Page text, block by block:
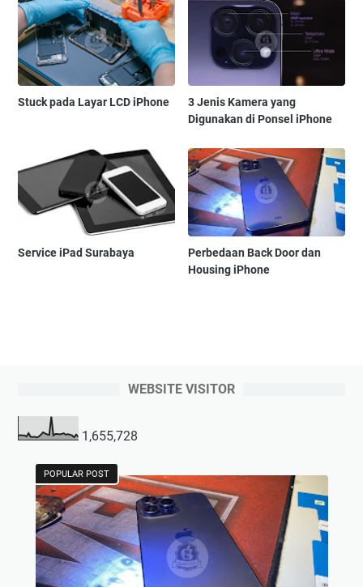
Stuck pada Layar LCD iPhone
3 Jenis Kamera yang
Digunakan di Ponsel iPhone
Service iPad Surabaya
Perbedaan Back Door dan
Housing iPhone
WEBSITE VISITOR
1,655,728
POPULAR POST